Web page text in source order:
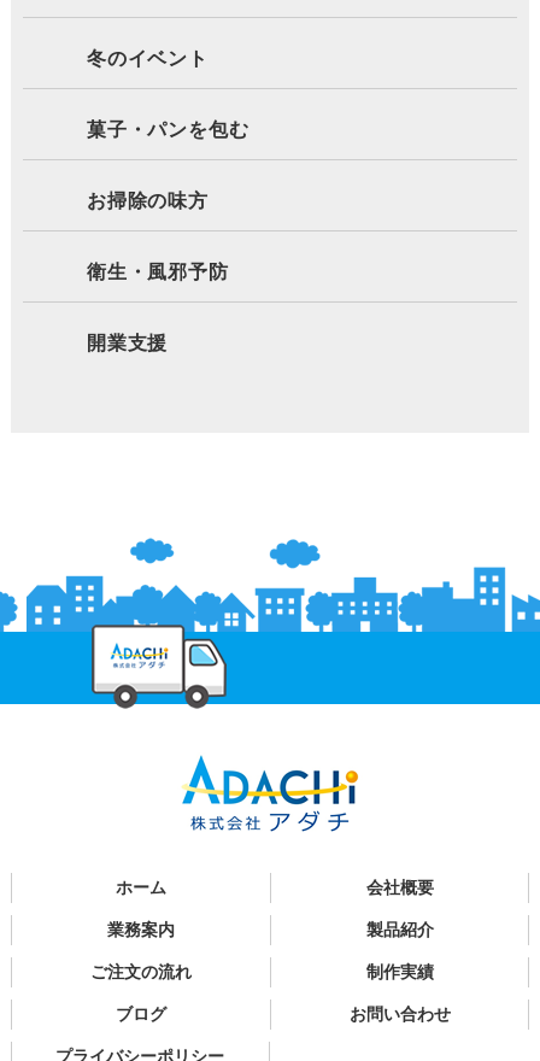
冬のイベント
菓子・パンを包む
お掃除の味方
衛生・風邪予防
開業支援
ホーム 会社概要
業務案内 製品紹介
ご注文の流れ 制作実績
ブログ お問い合わせ
プライバシーポリシー